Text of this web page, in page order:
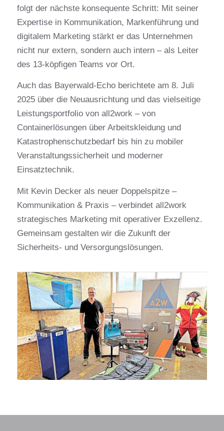
folgt der nächste konsequente Schritt: Mit seiner
Expertise in Kommunikation, Markenführung und
digitalem Marketing stärkt er das Unternehmen
nicht nur extern, sondern auch intern – als Leiter
des 13-köpfigen Teams vor Ort.
Auch das Bayerwald-Echo berichtete am 8. Juli
2025 über die Neuausrichtung und das vielseitige
Leistungsportfolio von all2work – von
Containerlösungen über Arbeitskleidung und
Katastrophenschutzbedarf bis hin zu mobiler
Veranstaltungssicherheit und moderner
Einsatztechnik.
Mit Kevin Decker als neuer Doppelspitze –
Kommunikation & Praxis – verbindet all2work
strategisches Marketing mit operativer Exzellenz.
Gemeinsam gestalten wir die Zukunft der
Sicherheits- und Versorgungslösungen.